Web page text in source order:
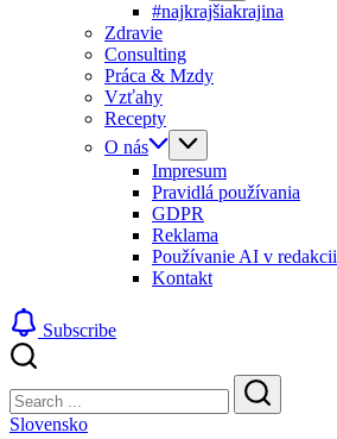
#najkrajšiakrajina
Zdravie
Consulting
Práca & Mzdy
Vzťahy
Recepty
O nás
Impresum
Pravidlá používania
GDPR
Reklama
Používanie AI v redakcii
Kontakt
Subscribe
Search
Search
Slovensko